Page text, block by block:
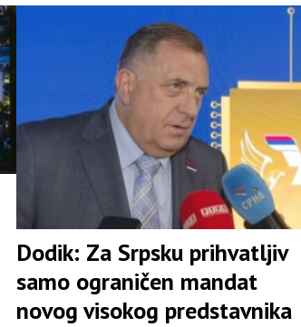
Dodik: Za Srpsku prihvatljiv
samo ograničen mandat
novog visokog predstavnika